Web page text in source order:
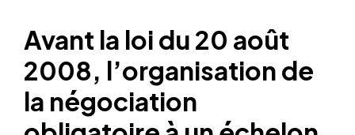
Avant la loi du 20 août
2008, l’organisation de
la négociation